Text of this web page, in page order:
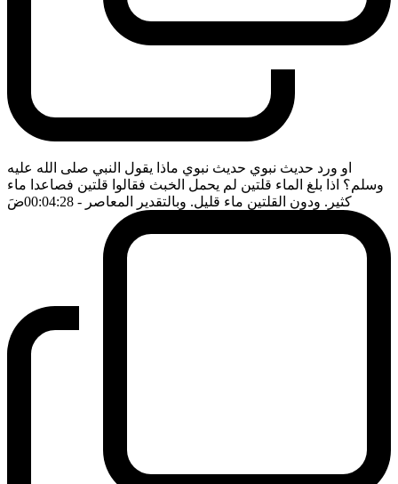
او ورد حديث نبوي حديث نبوي ماذا يقول النبي صلى الله عليه
وسلم؟ اذا بلغ الماء قلتين لم يحمل الخبث فقالوا قلتين فصاعدا ماء
كثير. ودون القلتين ماء قليل. وبالتقدير المعاصر - 00:04:28 ضَ